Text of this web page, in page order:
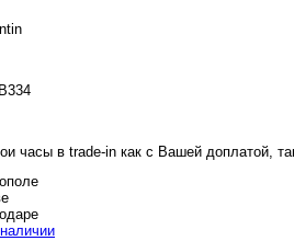
часы в trade-in как с Вашей доплатой,